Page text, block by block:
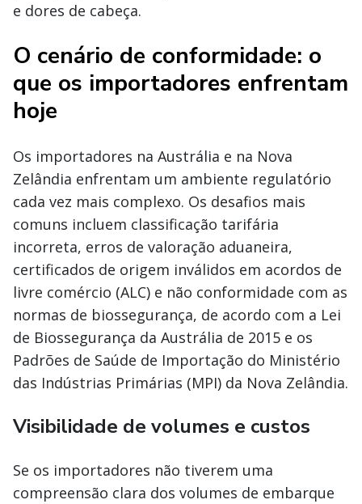
e dores de cabeça.
O cenário de conformidade: o
que os importadores enfrentam
hoje
Os importadores na Austrália e na Nova
Zelândia enfrentam um ambiente regulatório
cada vez mais complexo. Os desafios mais
comuns incluem classificação tarifária
incorreta, erros de valoração aduaneira,
certificados de origem inválidos em acordos de
livre comércio (ALC) e não conformidade com as
normas de biossegurança, de acordo com a Lei
de Biossegurança da Austrália de 2015 e os
Padrões de Saúde de Importação do Ministério
das Indústrias Primárias (MPI) da Nova Zelândia.
Visibilidade de volumes e custos
Se os importadores não tiverem uma
compreensão clara dos volumes de embarque